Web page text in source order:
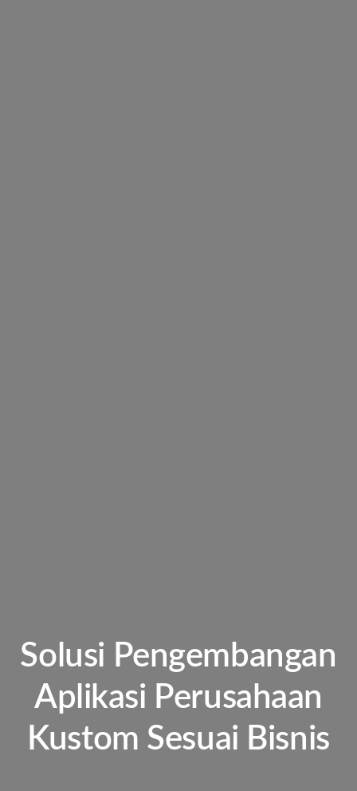
Solusi Pengembangan
Aplikasi Perusahaan
Kustom Sesuai Bisnis